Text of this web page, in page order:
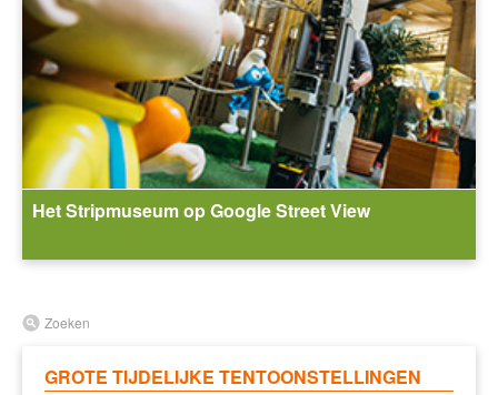
Het Stripmuseum op Google Street View
Zoeken
GROTE TIJDELIJKE TENTOONSTELLINGEN